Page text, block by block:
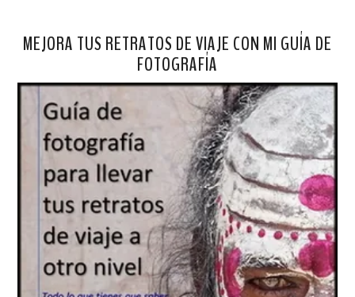
MEJORA TUS RETRATOS DE VIAJE CON MI GUÍA DE
FOTOGRAFÍA